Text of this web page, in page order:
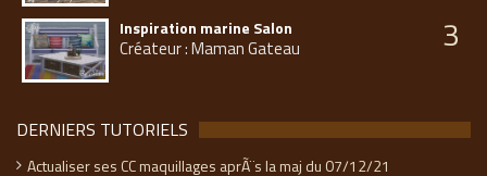
Inspiration marine Salon
Créateur : Maman Gateau 3
DERNIERS TUTORIELS
Actualiser ses CC maquillages aprÃ¨s la maj du 07/12/21